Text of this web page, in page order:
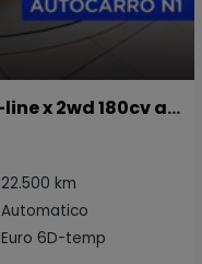
FORD Kuga 2.5 full hybrid st-line x 2wd 180cv auto
22.500 km
Automatico
Euro 6D-temp